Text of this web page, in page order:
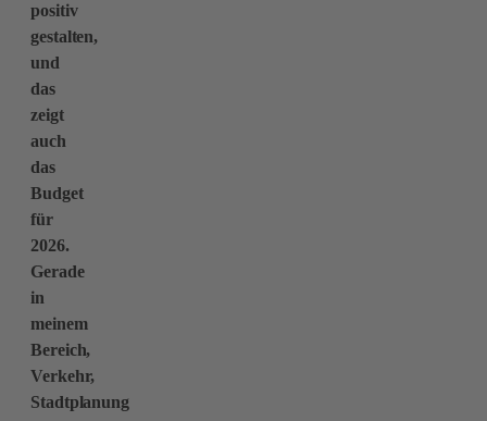
positiv
gestalten,
und
das
zeigt
auch
das
Budget
für
2026.
Gerade
in
meinem
Bereich,
Verkehr,
Stadtplanung